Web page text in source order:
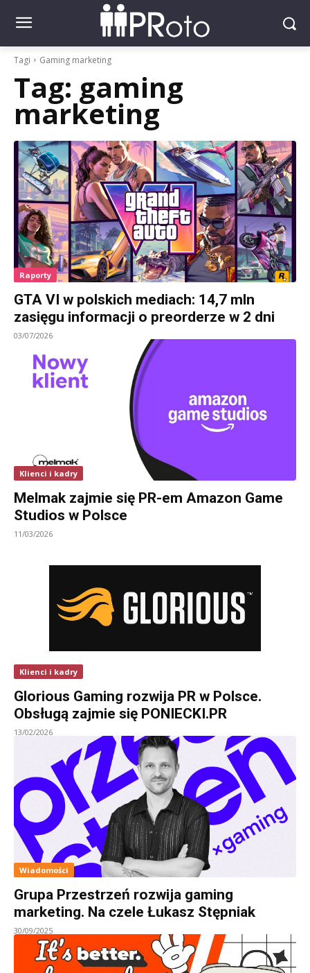
Tagi Gaming marketing
Tag: gaming
marketing
Raporty
GTA VI w polskich mediach: 14,7 mln
zasięgu informacji o preorderze w 2 dni
03/07/2026
Klienci i kadry
Melmak zajmie się PR-em Amazon Game
Studios w Polsce
11/03/2026
Klienci i kadry
Glorious Gaming rozwija PR w Polsce.
Obsługą zajmie się PONIECKI.PR
13/02/2026
Wiadomości
Grupa Przestrzeń rozwija gaming
marketing. Na czele Łukasz Stępniak
30/09/2025